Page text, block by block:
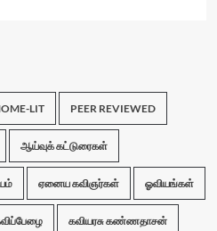
LIT PEER REVIEWED
ஆய்வுக் கட்டுரைகள்
ஏனைய கவிஞர்கள் ஓவியங்கள்
கவியரசு கண்ணதாசன்